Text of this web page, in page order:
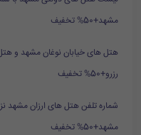
مشهد+50% تخفیف
هتل های خیابان نوغان مشهد و
رزرو+50% تخفیف
شماره تلفن هتل های ارزان مشهد
مشهد+50% تخفیف